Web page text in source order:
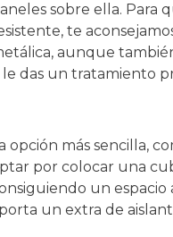
sobre ella. Para
te
aunque
le das un tratamiento
opción más sencilla,
por colocar una
un
un extra de